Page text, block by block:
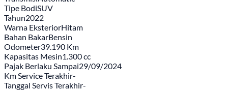
Tipe BodiSUV
Tahun2022
Warna EksteriorHitam
Bahan BakarBensin
Odometer39.190 Km
Kapasitas Mesin1.300 cc
Pajak Berlaku Sampai29/09/2024
Km Service Terakhir-
Tanggal Servis Terakhir-